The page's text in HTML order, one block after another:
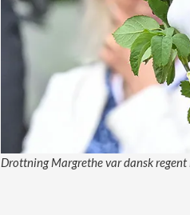
Drottning Margrethe var dansk